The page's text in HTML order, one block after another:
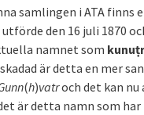
samlingen i ATA finns
den 16 juli 1870
namnet som kunuṭr
är detta en mer
(h)vatroch det kan nu
är detta namn som har